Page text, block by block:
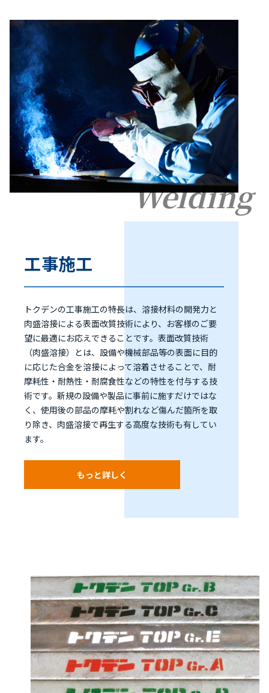
Welding
工事施工
トクデンの工事施工の特長は、溶接材料の開発力と
肉盛溶接による表面改質技術により、お客様のご要
望に最適にお応えできることです。表面改質技術
（肉盛溶接）とは、設備や機械部品等の表面に目的
に応じた合金を溶接によって溶着させることで、耐
摩耗性・耐熱性・耐腐食性などの特性を付与する技
術です。新規の設備や製品に事前に施すだけではな
く、使用後の部品の摩耗や割れなど傷んだ箇所を取
り除き、肉盛溶接で再生する高度な技術も有してい
ます。
もっと詳しく